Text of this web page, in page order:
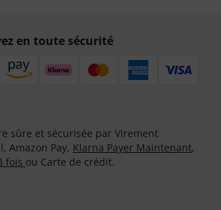
en toute sécurité
sûre et sécurisée par Virement
Amazon Pay, Klarna Payer Maintenant,
fois ou Carte de crédit.